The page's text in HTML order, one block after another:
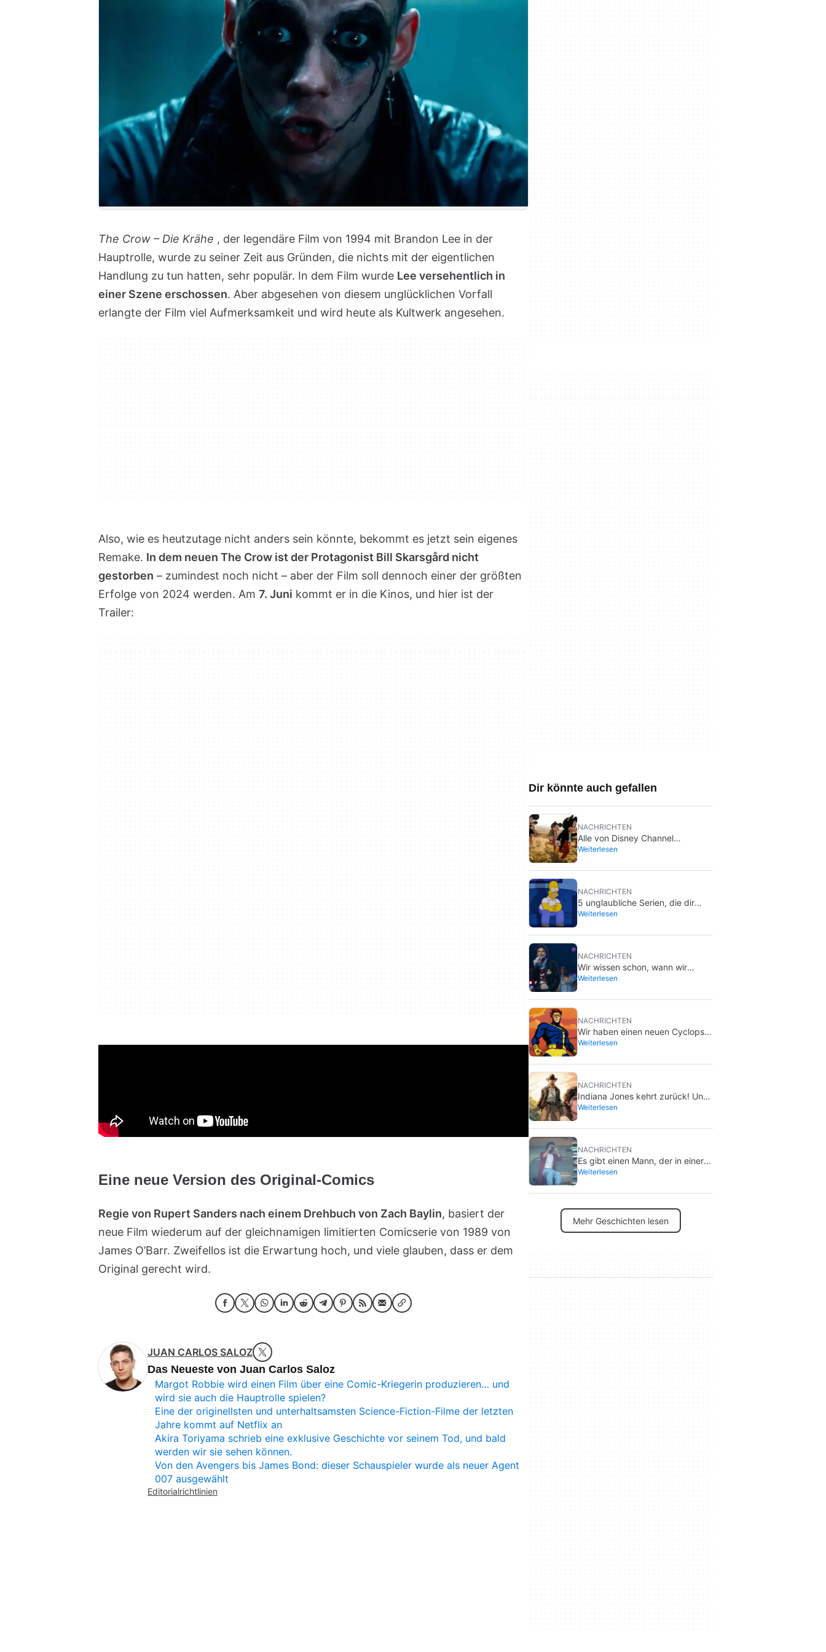
The Crow – Die Krähe , der legendäre Film von 1994 mit Brandon Lee in der
Hauptrolle, wurde zu seiner Zeit aus Gründen, die nichts mit der eigentlichen
Handlung zu tun hatten, sehr populär. In dem Film wurde Lee versehentlich in
einer Szene erschossen. Aber abgesehen von diesem unglücklichen Vorfall
erlangte der Film viel Aufmerksamkeit und wird heute als Kultwerk angesehen.
Also, wie es heutzutage nicht anders sein könnte, bekommt es jetzt sein eigenes
Remake. In dem neuen The Crow ist der Protagonist Bill Skarsgård nicht
gestorben – zumindest noch nicht – aber der Film soll dennoch einer der größten
Erfolge von 2024 werden. Am 7. Juni kommt er in die Kinos, und hier ist der
Trailer:
Eine neue Version des Original-Comics
Regie von Rupert Sanders nach einem Drehbuch von Zach Baylin, basiert der
neue Film wiederum auf der gleichnamigen limitierten Comicserie von 1989 von
James O’Barr. Zweifellos ist die Erwartung hoch, und viele glauben, dass er dem
Original gerecht wird.
JUAN CARLOS SALOZ
Das Neueste von Juan Carlos Saloz
Margot Robbie wird einen Film über eine Comic-Kriegerin produzieren… und
wird sie auch die Hauptrolle spielen?
Eine der originellsten und unterhaltsamsten Science-Fiction-Filme der letzten
Jahre kommt auf Netflix an
Akira Toriyama schrieb eine exklusive Geschichte vor seinem Tod, und bald
werden wir sie sehen können.
Von den Avengers bis James Bond: dieser Schauspieler wurde als neuer Agent
007 ausgewählt
Editorialrichtlinien
Dir könnte auch gefallen
NACHRICHTEN
Alle von Disney Channel
zensierten Episoden seiner
oder weniger Grund
Weiterlesen
NACHRICHTEN
5 unglaubliche Serien, die dir
vielleicht entgangen sind und die
Weiterlesen
NACHRICHTEN
Wir wissen schon, wann wir
‘Michael 2’ bekommen, und zwar
Weiterlesen
NACHRICHTEN
Wir haben einen neuen Cyclops
für die X-Men, und er ist einfach
Weiterlesen
NACHRICHTEN
Indiana Jones kehrt zurück! Und
nein, Harrison Ford hat mit
Weiterlesen
NACHRICHTEN
Es gibt einen Mann, der in einer
Werbetafel in Los Angeles lebt,
welchen Film er wirbt.
Weiterlesen
Mehr Geschichten lesen